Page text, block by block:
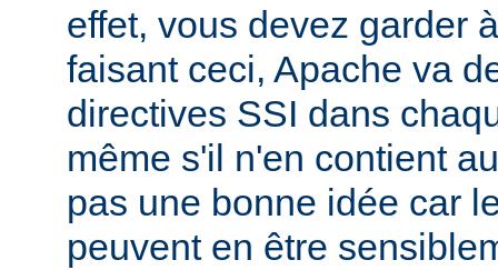
effet, vous devez garder
faisant ceci, Apache va
directives SSI dans
même s'il n'en contient
pas une bonne idée car
peuvent en être